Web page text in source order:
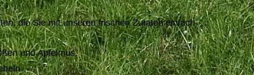
die Sie mit unseren frischen Zutaten einfach
und Apfelmus.